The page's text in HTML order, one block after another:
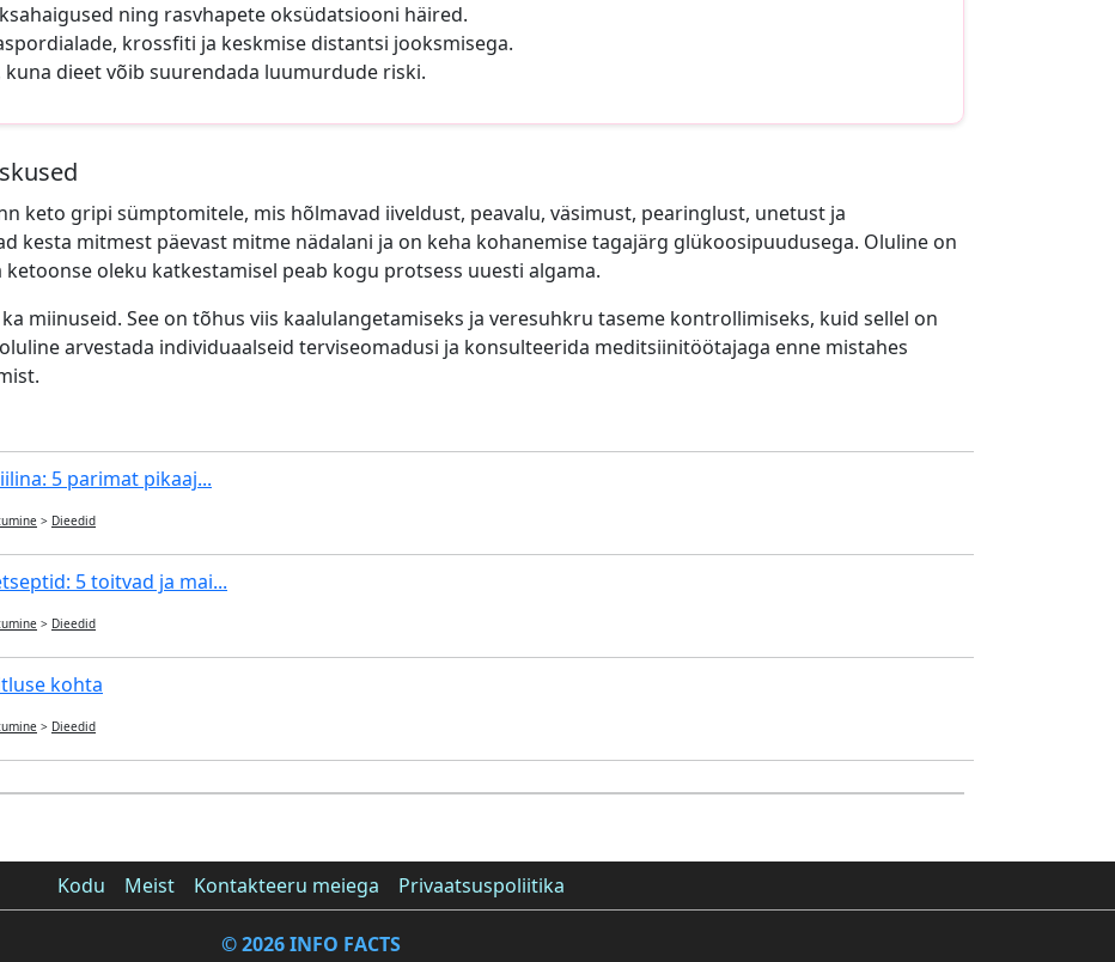
ning rasvhapete oksüdatsiooni häired.
krossfiti ja keskmise distantsi jooksmisega.
dieet võib suurendada luumurdude riski.
keto gripi sümptomitele, mis hõlmavad iiveldust, peavalu, väsimust, pearinglust, unetust ja
kesta mitmest päevast mitme nädalani ja on keha kohanemise tagajärg glükoosipuudusega. Oluline on
oleku katkestamisel peab kogu protsess uuesti algama.
miinuseid. See on tõhus viis kaalulangetamiseks ja veresuhkru taseme kontrollimiseks, kuid sellel on
arvestada individuaalseid terviseomadusi ja konsulteerida meditsiinitöötajaga enne mistahes
5 parimat pikaaj...
> Dieedid
5 toitvad ja mai...
> Dieedid
kohta
> Dieedid
Kodu Meist Kontakteeru meiega Privaatsuspoliitika
© 2026 INFO FACTS